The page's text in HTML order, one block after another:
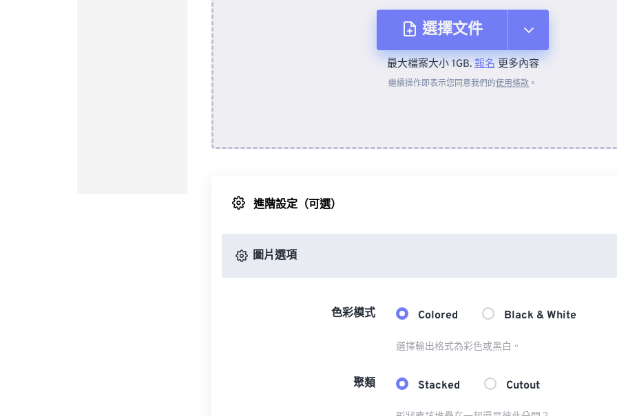
選擇文件
來自裝置
最大檔案大小 1GB.報名更多內容
繼續操作即表示您同意我們的使用條款 。
進階設定（可選）
圖片選項
色彩模式 Colored Black & White
選擇輸出格式為彩色或黑白。
聚類 Stacked Cutout